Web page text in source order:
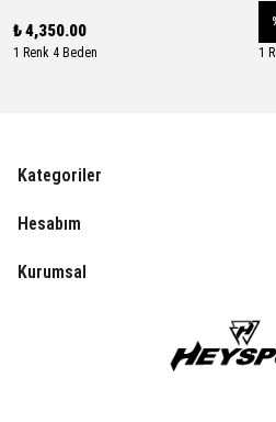
₺ 4,350.00
1 Renk 4 Beden 1
Kategoriler
Hesabım
Kurumsal